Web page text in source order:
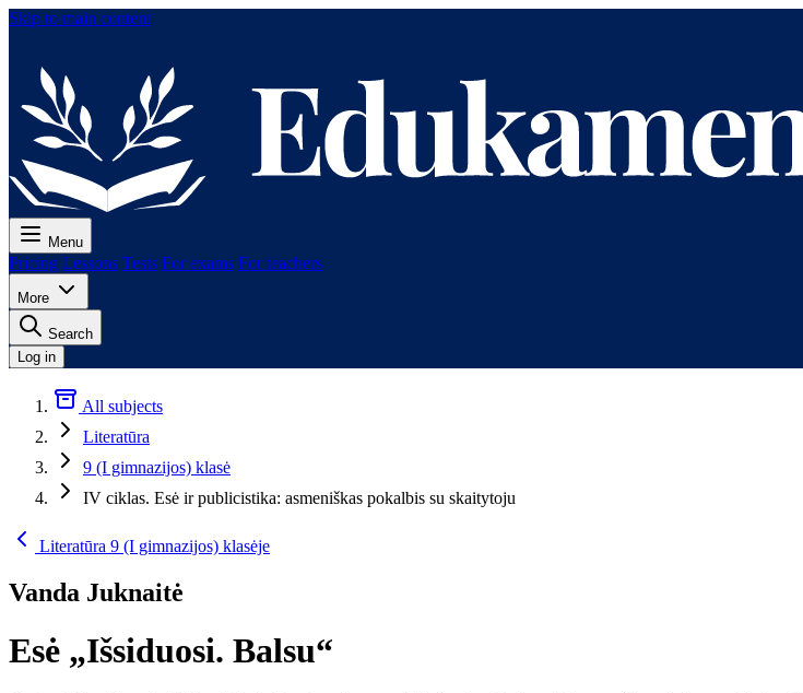
Skip to main content
Menu
Pricing Lessons Tests For exams For teachers
More
Search
Log in
All subjects
Literatūra
9 (I gimnazijos) klasė
IV ciklas. Esė ir publicistika: asmeniškas pokalbis su skaitytoju
Literatūra 9 (I gimnazijos) klasėje
Vanda Juknaitė
Esė „Išsiduosi. Balsu“